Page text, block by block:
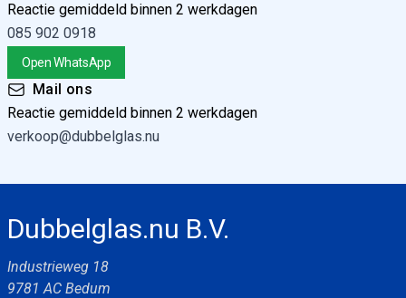
Zwaluw Den Braven Hybrifix Wit koker 290ml
Reactie gemiddeld binnen 2 werkdagen
085 902 0918
Open WhatsApp
Mail ons
Reactie gemiddeld binnen 2 werkdagen
verkoop@dubbelglas.nu
Dubbelglas.nu B.V.
Industrieweg 18
9781 AC Bedum